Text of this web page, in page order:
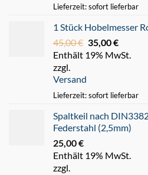
Lieferzeit: sofort lieferbar
1 Stück Hobelmesser
45,00€ Ursprünglicher
Preis
35,00€
Preis
Enthält 19% MwSt.
zzgl.
Versand
Lieferzeit: sofort lieferbar
Spaltkeil nach
Federstahl (2,5mm)
25,00€
Enthält 19% MwSt.
zzgl.